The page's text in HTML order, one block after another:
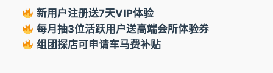
新用户注册送7天VIP体验
每月抽3位活跃用户送高端会所体验券
组团探店可申请车马费补贴